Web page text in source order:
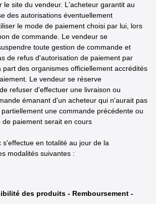
le site du vendeur. L'acheteur garantit au
des autorisations éventuellement
le mode de paiement choisi par lui, lors
de commande. Le vendeur se
toute gestion de commande et
de refus d'autorisation de paiement par
part des organismes officiellement accrédités
Le vendeur se réserve
refuser d'effectuer une livraison ou
émanant d'un acheteur qui n'aurait pas
une commande précédente ou
de paiement serait en cours
s'effectue en totalité au jour de la
modalités suivantes :
des produits - Remboursement -